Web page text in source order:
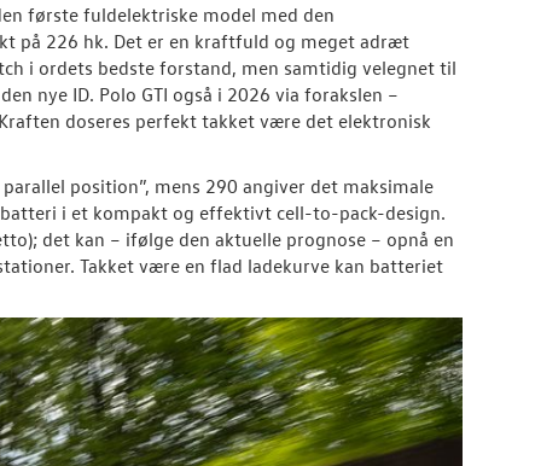
første fuldelektriske model med den
på 226 hk. Det er en kraftfuld og meget adræt
i ordets bedste forstand, men samtidig velegnet til
nye ID. Polo GTI også i 2026 via forakslen –
doseres perfekt takket være det elektronisk
position”, mens 290 angiver det maksimale
i et kompakt og effektivt cell-to-pack-design.
det kan – ifølge den aktuelle prognose – opnå en
Takket være en flad ladekurve kan batteriet